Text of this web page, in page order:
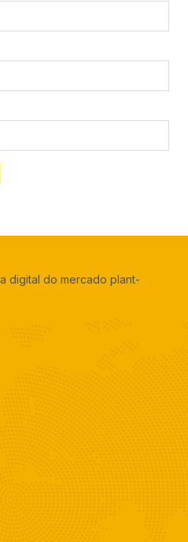
digital do mercado plant-